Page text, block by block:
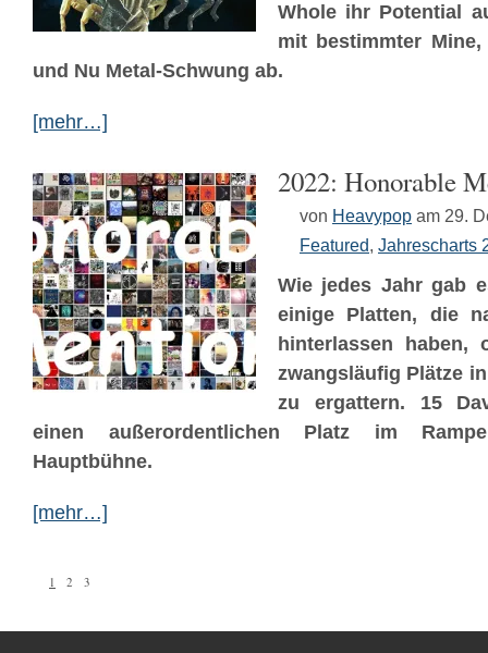
Whole ihr Potential
mit bestimmter
und Nu Metal-Schwung ab.
[mehr…]
2022: Honorable
von Heavypop am 29.
Featured, Jahrescharts
Wie jedes Jahr gab
einige Platten, die
hinterlassen haben,
zwangsläufig Plätze
zu ergattern. 15
einen außerordentlichen Platz im
Hauptbühne.
[mehr…]
1 2 3